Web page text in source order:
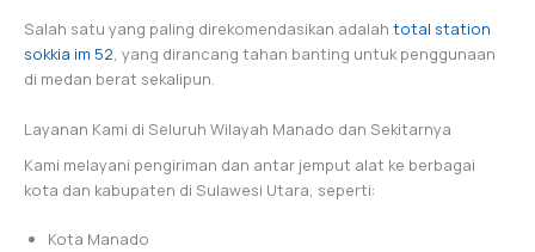
Salah satu yang paling direkomendasikan adalah total station
sokkia im 52, yang dirancang tahan banting untuk penggunaan
di medan berat sekalipun.
Layanan Kami di Seluruh Wilayah Manado dan Sekitarnya
Kami melayani pengiriman dan antar jemput alat ke berbagai
kota dan kabupaten di Sulawesi Utara, seperti:
Kota Manado